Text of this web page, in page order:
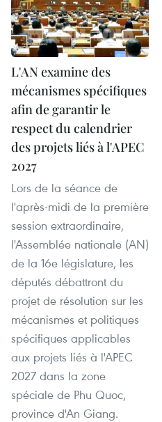
L'AN examine des
mécanismes spécifiques
afin de garantir le
respect du calendrier
des projets liés à l'APEC
2027
Lors de la séance de
l'après-midi de la première
session extraordinaire,
l'Assemblée nationale (AN)
de la 16e législature, les
députés débattront du
projet de résolution sur les
mécanismes et politiques
spécifiques applicables
aux projets liés à l'APEC
2027 dans la zone
spéciale de Phu Quoc,
province d'An Giang.